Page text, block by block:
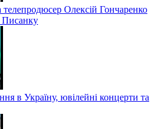
Олексій Гончаренко
Писанку
в Україну, ювілейні концерти та